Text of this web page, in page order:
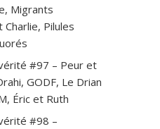
Migrants
Pilules
#97 – Peur et
GODF, Le Drian
Éric et Ruth
#98 –